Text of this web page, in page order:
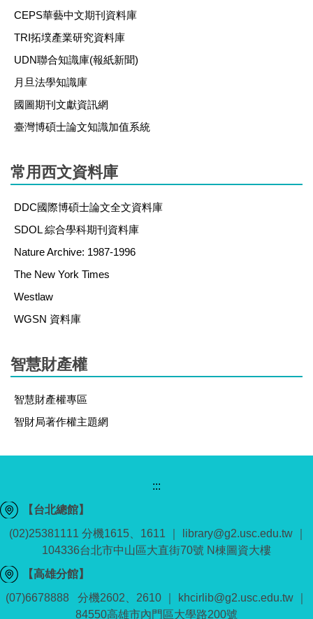
CEPS華藝中文期刊資料庫
TRI拓墣產業研究資料庫
UDN聯合知識庫(報紙新聞)
月旦法學知識庫
國圖期刊文獻資訊網
臺灣博碩士論文知識加值系統
常用西文資料庫
DDC國際博碩士論文全文資料庫
SDOL 綜合學科期刊資料庫
Nature Archive: 1987-1996
The New York Times
Westlaw
WGSN 資料庫
智慧財產權
智慧財產權專區
智財局著作權主題網
:::
【台北總館】
(02)25381111 分機1615、1611 ｜ library@g2.usc.edu.tw ｜
104336台北市中山區大直街70號 N棟圖資大樓
【高雄分館】
(07)6678888 分機2602、2610 ｜ khcirlib@g2.usc.edu.tw ｜
84550高雄市內門區大學路200號